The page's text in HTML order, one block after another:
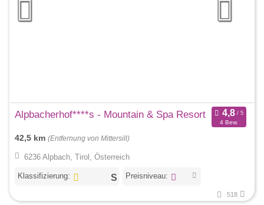
Alpbacherhof****s - Mountain & Spa Resort
4 Bew.
42,5 km (Entfernung von Mittersill)
6236 Alpbach, Tirol, Österreich
Klassifizierung: Preisniveau:
518